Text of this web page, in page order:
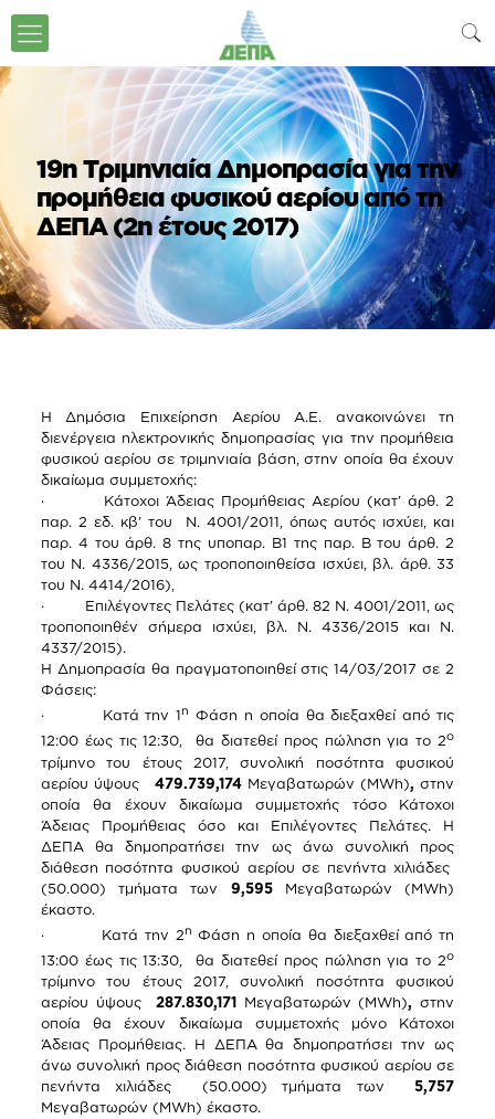
19η Tριμηνιαία Δημοπρασία για την
προμήθεια φυσικού αερίου από τη
ΔΕΠΑ (2η έτους 2017)
Η Δημόσια Επιχείρηση Αερίου Α.Ε. ανακοινώνει τη
διενέργεια ηλεκτρονικής δημοπρασίας για την προμήθεια
φυσικού αερίου σε τριμηνιαία βάση, στην οποία θα έχουν
δικαίωμα συμμετοχής:
· Κάτοχοι Άδειας Προμήθειας Αερίου (κατ’ άρθ. 2
παρ. 2 εδ. κβ’ του Ν. 4001/2011, όπως αυτός ισχύει, και
παρ. 4 του άρθ. 8 της υποπαρ. Β1 της παρ. Β του άρθ. 2
του Ν. 4336/2015, ως τροποποιηθείσα ισχύει, βλ. άρθ. 33
του Ν. 4414/2016),
· Επιλέγοντες Πελάτες (κατ’ άρθ. 82 Ν. 4001/2011, ως
τροποποιηθέν σήμερα ισχύει, βλ. Ν. 4336/2015 και Ν.
4337/2015).
Η Δημοπρασία θα πραγματοποιηθεί στις 14/03/2017 σε 2
Φάσεις:
· Κατά την 1η Φάση η οποία θα διεξαχθεί από τις
12:00 έως τις 12:30, θα διατεθεί προς πώληση για το 2ο
τρίμηνο του έτους 2017, συνολική ποσότητα φυσικού
αερίου ύψους479.739,174 Μεγαβατωρών (MWh) ,στην
οποία θα έχουν δικαίωμα συμμετοχής τόσο Κάτοχοι
Άδειας Προμήθειας όσο και Επιλέγοντες Πελάτες. Η
ΔΕΠΑ θα δημοπρατήσει την ως άνω συνολική προς
διάθεση ποσότητα φυσικού αερίου σε πενήντα χιλιάδες
(50.000) τμήματα των 9,595 Μεγαβατωρών (ΜWh)
έκαστο.
· Κατά την 2η Φάση η οποία θα διεξαχθεί από τη
13:00 έως τις 13:30, θα διατεθεί προς πώληση για το 2ο
τρίμηνο του έτους 2017, συνολική ποσότητα φυσικού
αερίου ύψους 287.830,171 Μεγαβατωρών (MWh),στην
οποία θα έχουν δικαίωμα συμμετοχής μόνο Κάτοχοι
Άδειας Προμήθειας. Η ΔΕΠΑ θα δημοπρατήσει την ως
άνω συνολική προς διάθεση ποσότητα φυσικού αερίου σε
πενήντα χιλιάδες (50.000) τμήματα των5,757
Μεγαβατωρών (ΜWh) έκαστο.